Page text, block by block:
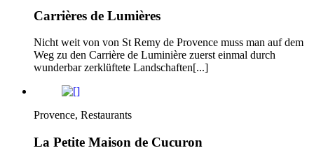
Carrières de Lumières
Nicht weit von von St Remy de Provence muss man auf dem
Weg zu den Carrière de Luminière zuerst einmal durch
wunderbar zerklüftete Landschaften[...]
Provence, Restaurants
La Petite Maison de Cucuron